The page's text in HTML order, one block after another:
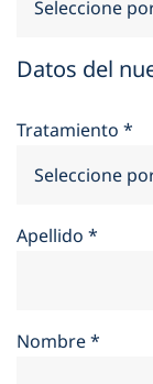
Datos del
Tratamiento *
Apellido *
Nombre*